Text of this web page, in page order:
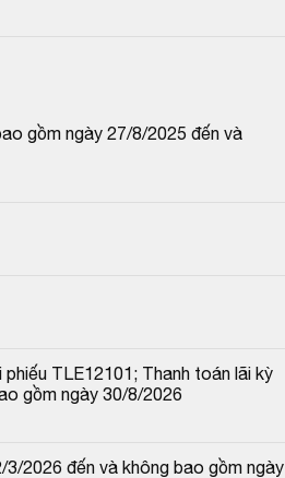
gồm ngày 27/8/2025 đến và
TLE12101; Thanh toán lãi kỳ
gồm ngày 30/8/2026
2026 đến và không bao gồm ngày